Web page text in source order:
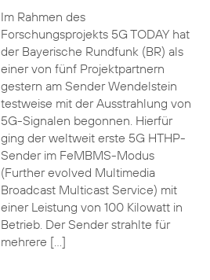
Im Rahmen des
Forschungsprojekts 5G TODAY hat
der Bayerische Rundfunk (BR) als
einer von fünf Projektpartnern
gestern am Sender Wendelstein
testweise mit der Ausstrahlung von
5G-Signalen begonnen. Hierfür
ging der weltweit erste 5G HTHP-
Sender im FeMBMS-Modus
(Further evolved Multimedia
Broadcast Multicast Service) mit
einer Leistung von 100 Kilowatt in
Betrieb. Der Sender strahlte für
mehrere […]